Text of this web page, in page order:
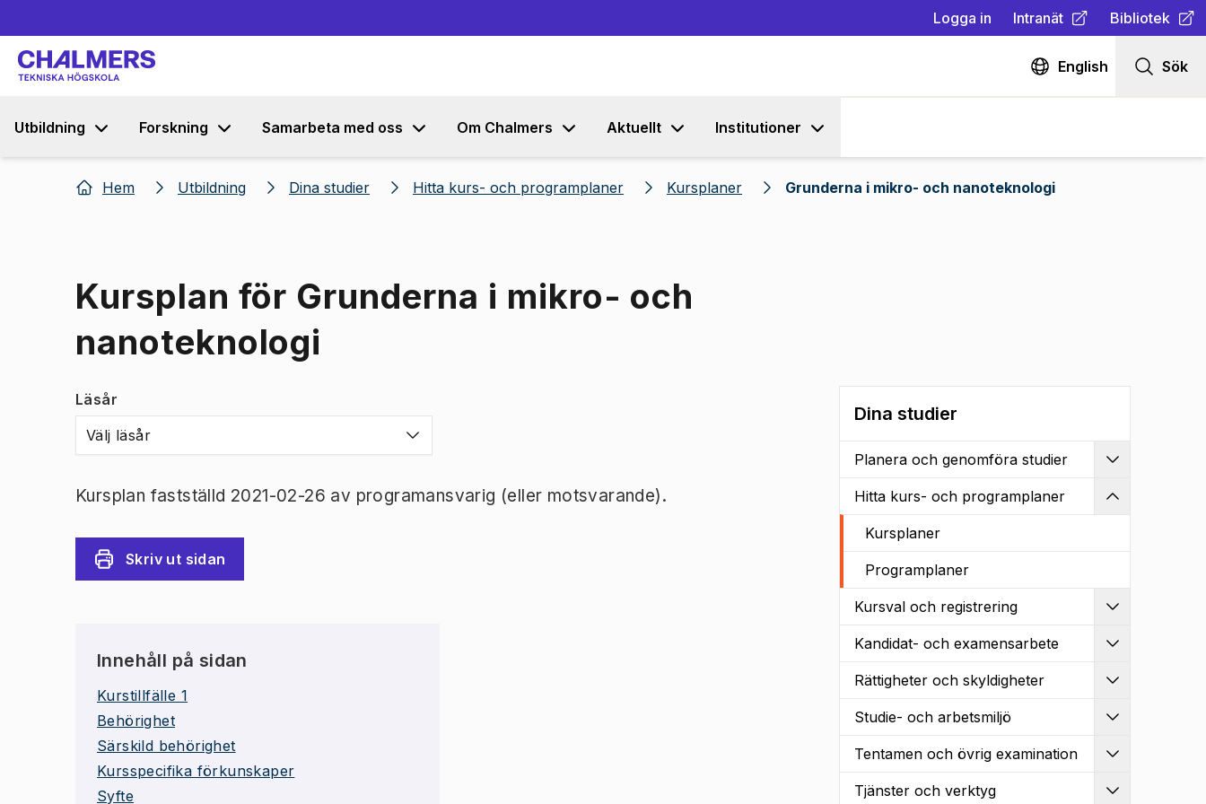
Logga in Intranät
(Öppnas i ny flik)
Bibliotek
(Öppnas i ny
English Sök
Utbildning Forskning Samarbeta med oss Om Chalmers Aktuellt Institutioner
Hem Utbildning Dina studier Hitta kurs- och programplaner Kursplaner Grunderna i mikro- och nanoteknologi
Kursplan för Grunderna i mikro- och
nanoteknologi
Läsår
Välj läsår
Kursplan fastställd 2021-02-26 av programansvarig (eller motsvarande).
Skriv ut sidan
Innehåll på sidan
Kurstillfälle 1
Behörighet
Särskild behörighet
Kursspecifika förkunskaper
Syfte
Dina studier
Planera och genomföra studier
Hitta kurs- och programplaner
Kursplaner
Programplaner
Kursval och registrering
Kandidat- och examensarbete
Rättigheter och skyldigheter
Studie- och arbetsmiljö
Tentamen och övrig examination
Tjänster och verktyg